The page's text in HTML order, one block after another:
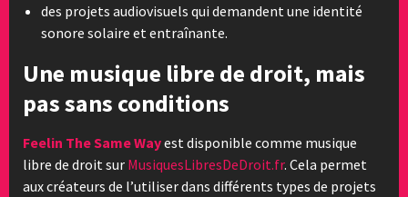
des projets audiovisuels qui demandent une identité
sonore solaire et entraînante.
Une musique libre de droit, mais
pas sans conditions
Feelin The Same Wayest disponible comme musique
libre de droit sur MusiquesLibresDeDroit.fr. Cela permet
aux créateurs de l’utiliser dans différents types de projets